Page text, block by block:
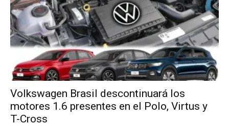
Volkswagen Brasil descontinuará los
motores 1.6 presentes en el Polo, Virtus y
T-Cross